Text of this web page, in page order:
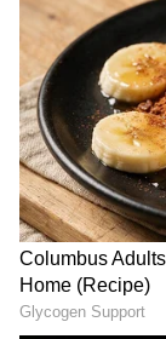
5
ఆన్‌లైన్ డౌన్
రూ. 60,000